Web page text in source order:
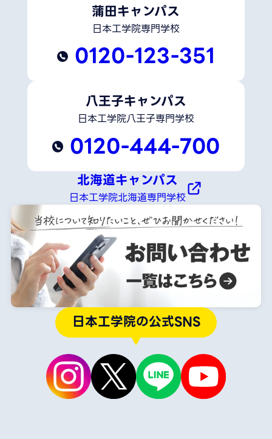
蒲田キャンパス
日本工学院専門学校
0120-123-351
八王子キャンパス
日本工学院八王子専門学校
0120-444-700
北海道キャンパス
日本工学院北海道専門学校
日本工学院の公式SNS